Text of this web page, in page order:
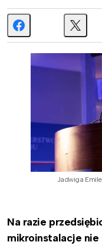
Jadwiga
Na razie
mikroinstalacje nie